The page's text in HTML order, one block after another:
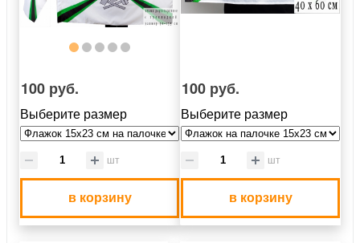
100 руб.
Выберите размер
шт
в корзину
100 руб.
Выберите размер
шт
в корзину